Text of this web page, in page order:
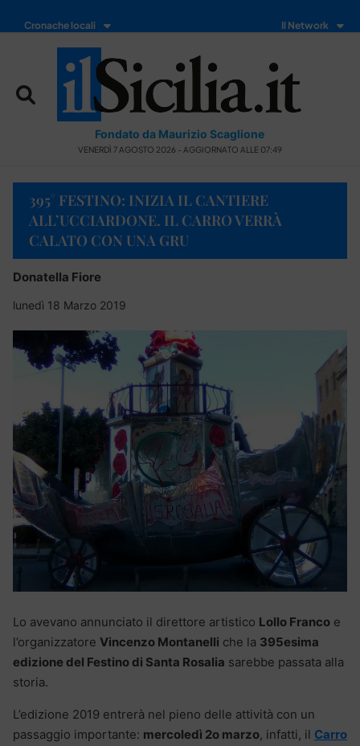
Cronache locali Il Network
Fondato da Maurizio Scaglione
VENERDÌ 7 AGOSTO 2026 - AGGIORNATO ALLE 07:49
395° FESTINO: INIZIA IL CANTIERE
ALL’UCCIARDONE. IL CARRO VERRÀ
CALATO CON UNA GRU
Donatella Fiore
lunedì 18 Marzo 2019
Lo avevano annunciato il direttore artistico Lollo Franco e
l’organizzatore Vincenzo Montanelli che la 395esima
edizione del Festino di Santa Rosalia sarebbe passata alla
storia.
L’edizione 2019 entrerà nel pieno delle attività con un
passaggio importante: mercoledì 2o marzo, infatti, il Carro